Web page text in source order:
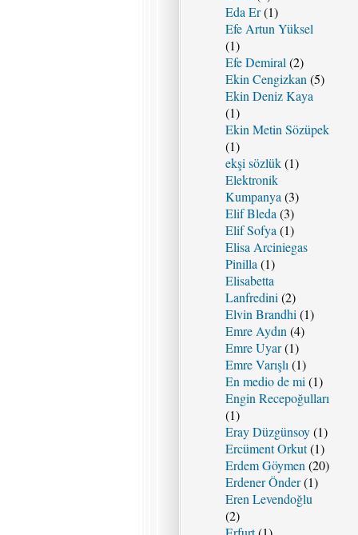
Eda Er(1)
Efe Artun Yüksel
(1)
Efe Demiral (2)
Ekin Cengizkan (5)
Ekin Deniz Kaya
(1)
Ekin Metin Sözüpek
(1)
ekşi sözlük(1)
Elektronik
Kumpanya (3)
Elif Bleda (3)
Elif Sofya (1)
Elisa Arciniegas
Pinilla (1)
Elisabetta
Lanfredini (2)
Elvin Brandhi (1)
Emre Aydın (4)
Emre Uyar(1)
Emre Varışlı (1)
En medio de mi (1)
Engin Recepoğulları
(1)
Eray Düzgünsoy(1)
Ercüment Orkut(1)
Erdem Göymen (20)
Erdener Önder(1)
Eren Levendoğlu
(2)